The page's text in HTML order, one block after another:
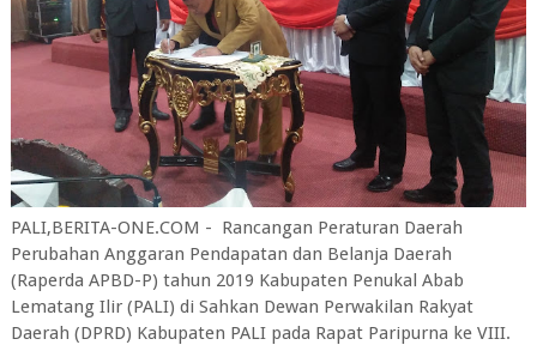
PALI,BERITA-ONE.COM - Rancangan Peraturan Daerah
Perubahan Anggaran Pendapatan dan Belanja Daerah
(Raperda APBD-P) tahun 2019 Kabupaten Penukal Abab
Lematang Ilir (PALI) di Sahkan Dewan Perwakilan Rakyat
Daerah (DPRD) Kabupaten PALI pada Rapat Paripurna ke VIII.